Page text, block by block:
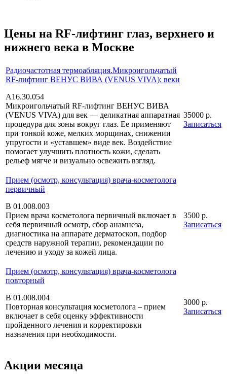
Цены на RF-лифтинг глаз, верхнего и
нижнего века в Москве
Радиочастотная термоабляция.Микроигольчатый
RF-лифтинг ВЕНУС ВИВА (VENUS VIVA): веки
А16.30.054
Микроигольчатый RF-лифтинг ВЕНУС ВИВА
(VENUS VIVA) для век — деликатная аппаратная
процедура для зоны вокруг глаз. Ее применяют
при тонкой коже, мелких морщинах, снижении
упругости и «уставшем» виде век. Воздействие
помогает улучшить плотность кожи, сделать
рельеф мягче и визуально освежить взгляд.
35000 р.
Записаться
Прием (осмотр, консультация) врача-косметолога
первичный
В 01.008.003
Прием врача косметолога первичный включает в
себя первичный осмотр, сбор анамнеза,
диагностика на аппарате дерматоскоп, подбор
средств наружной терапии, рекомендации по
лечению и уходу за кожей лица.
3500 р.
Записаться
Прием (осмотр, консультация) врача-косметолога
повторный
В 01.008.004
Повторная консультация косметолога – прием
включает в себя оценку эффективности
пройденного лечения и корректировки
назначения при необходимости.
3000 р.
Записаться
Акции месяца